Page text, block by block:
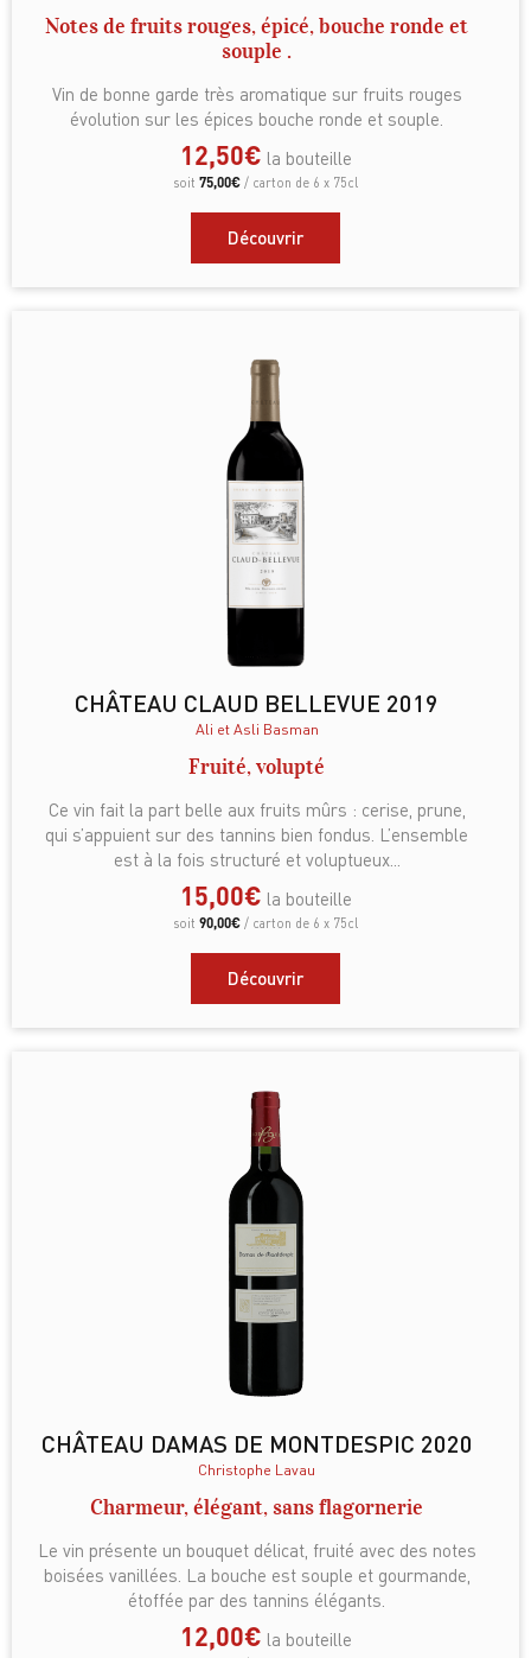
Notes de fruits rouges, épicé, bouche ronde et
souple .
Vin de bonne garde très aromatique sur fruits rouges
évolution sur les épices bouche ronde et souple.
12,50€ la bouteille
soit 75,00€ / carton de 6 x 75cl
Découvrir
CHÂTEAU CLAUD BELLEVUE 2019
Ali et Asli Basman
Fruité, volupté
Ce vin fait la part belle aux fruits mûrs : cerise, prune,
qui s’appuient sur des tannins bien fondus. L’ensemble
est à la fois structuré et voluptueux...
15,00€ la bouteille
soit 90,00€ / carton de 6 x 75cl
Découvrir
CHÂTEAU DAMAS DE MONTDESPIC 2020
Christophe Lavau
Charmeur, élégant, sans flagornerie
Le vin présente un bouquet délicat, fruité avec des notes
boisées vanillées. La bouche est souple et gourmande,
étoffée par des tannins élégants.
12,00€ la bouteille